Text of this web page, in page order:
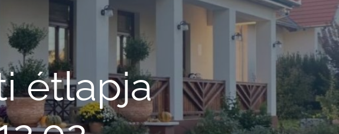
étlapja